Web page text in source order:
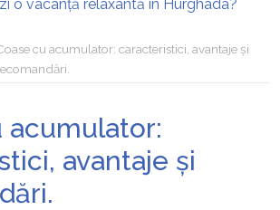
o vacanță relaxantă în Hurghada?
Multisite WordPress și Mastodon: cum gestionezi mai multe site-uri
cu acumulator: caracteristici, avantaje și
acumulator:
avantaje și